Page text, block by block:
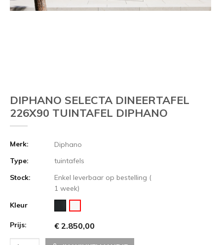
DIPHANO SELECTA DINEERTAFEL
226X90 TUINTAFEL DIPHANO
Merk:
Diphano
Type:
tuintafels
Stock:
Enkel leverbaar op bestelling (
1 week)
Kleur
Prijs: € 2.850,00